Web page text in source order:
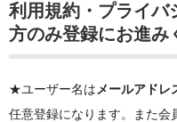
利用規約・プライバ
方のみ登録にお進み
★ユーザー名は メールアドレ
任意登録になります。また会